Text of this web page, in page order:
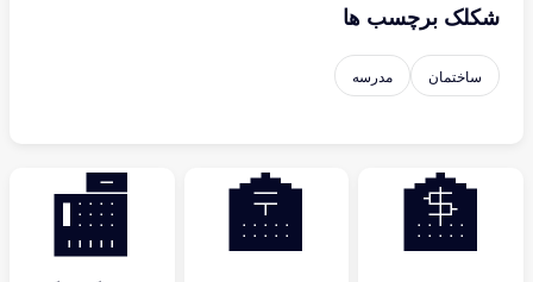
شکلک برچسب ها
ساختمان مدرسه
🏦
🏣
🏬